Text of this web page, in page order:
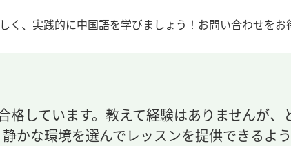
く、実践的に中国語を学びましょう！お問い合わせをお
格しています。教えて経験はありませんが
かな環境を選んでレッスンを提供できるよう